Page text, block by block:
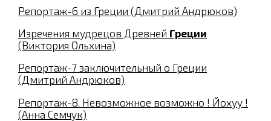
Репортаж-6 из Греции (Дмитрий Андрюков)
Изречения мудрецов Древней Греции
(Виктория Ольхина)
Репортаж-7 заключительный о Греции
(Дмитрий Андрюков)
Репортаж-8. Невозможное возможно ! Йохуу !
(Анна Семчук)